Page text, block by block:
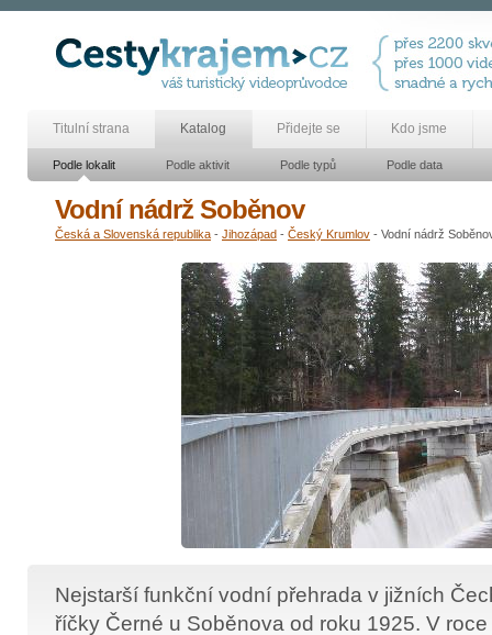
Titulní strana Katalog Přidejte se Kdo jsme
Podle lokalit Podle aktivit Podle typů Podle data
Vodní nádrž Soběnov
Česká a Slovenská republika - Jihozápad - Český Krumlov - Vodní nádrž
Nejstarší funkční vodní přehrada v jižních
říčky Černé u Soběnova od roku 1925. V